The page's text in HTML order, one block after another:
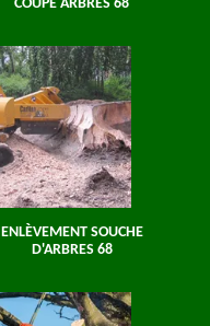
COUPE ARBRES 68
ENLÈVEMENT SOUCHE
D'ARBRES 68